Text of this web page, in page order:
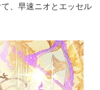
、早速ニオとエッセル